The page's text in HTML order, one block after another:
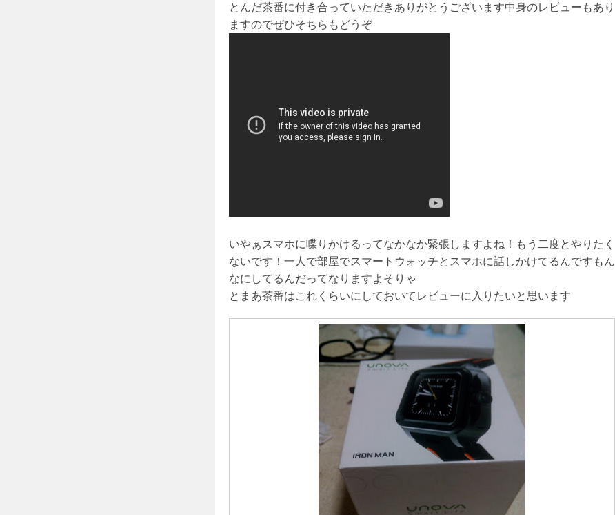
とんだ茶番に付き合っていただきありがとうございます中身のレビューもあり
ますのでぜひそちらもどうぞ
いやぁスマホに喋りかけるってなかなか緊張しますよね！もう二度とやりたく
ないです！一人で部屋でスマートウォッチとスマホに話しかけてるんですもん
なにしてるんだってなりますよそりゃ
とまあ茶番はこれくらいにしておいてレビューに入りたいと思います